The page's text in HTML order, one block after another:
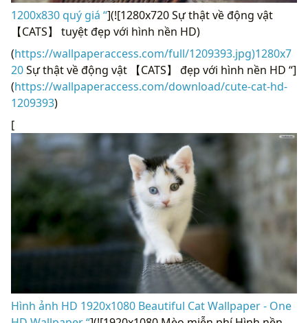
1200x830 quý giá “](![1280x720 Sự thật về động vật
【CATS】 tuyệt đẹp với hình nền HD)
(https://wallpaperaccess.com/full/1209393.jpg)1280x7
20Sự thật về động vật 【CATS】 đẹp với hình nền HD “]
(https://wallpaperaccess.com/download/cute-cat-hd-
1209393)
[
Hình ảnh HD 1920x1080 Beautiful Cat Wallpaper - One